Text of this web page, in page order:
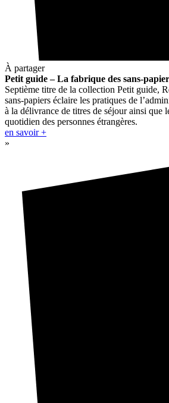
À partager
Petit guide – La fabrique des sans-
Septième titre de la collection Petit guide,
sans-papiers éclaire les pratiques de
à la délivrance de titres de séjour ainsi que
quotidien des personnes étrangères.
en savoir +
»